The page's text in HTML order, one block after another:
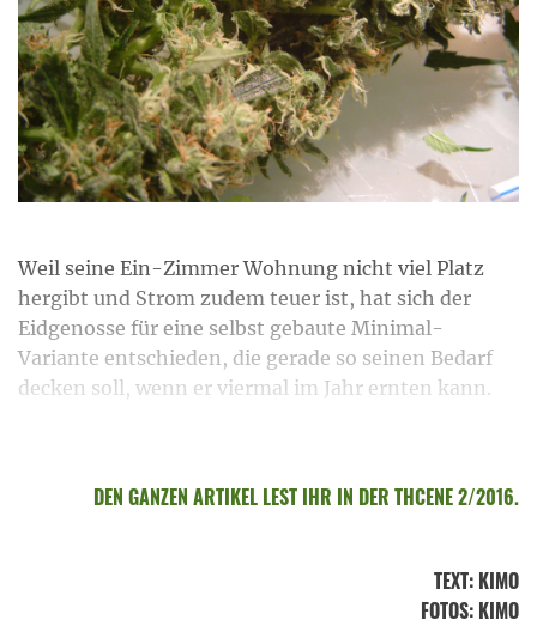
Weil seine Ein-Zimmer Wohnung nicht viel Platz
hergibt und Strom zudem teuer ist, hat sich der
Eidgenosse für eine selbst gebaute Minimal-
Variante entschieden, die gerade so seinen Bedarf
decken soll, wenn er viermal im Jahr ernten kann.
DEN GANZEN ARTIKEL LEST IHR IN DER THCENE 2/2016.
TEXT: KIMO
FOTOS: KIMO